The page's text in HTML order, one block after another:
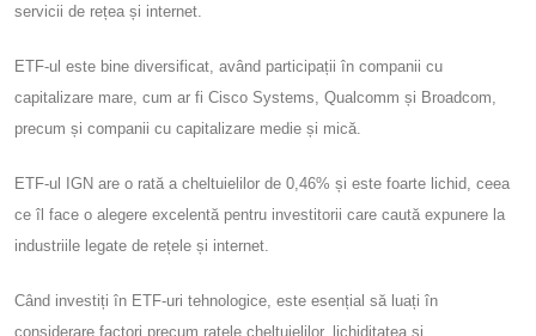
servicii de rețea și internet.
ETF-ul este bine diversificat, având participații în companii cu
capitalizare mare, cum ar fi Cisco Systems, Qualcomm și Broadcom,
precum și companii cu capitalizare medie și mică.
ETF-ul IGN are o rată a cheltuielilor de 0,46% și este foarte lichid, ceea
ce îl face o alegere excelentă pentru investitorii care caută expunere la
industriile legate de rețele și internet.
Când investiți în ETF-uri tehnologice, este esențial să luați în
considerare factori precum ratele cheltuielilor, lichiditatea și